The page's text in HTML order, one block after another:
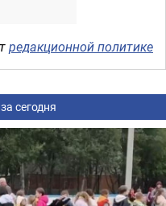
редакционной политике
сегодня